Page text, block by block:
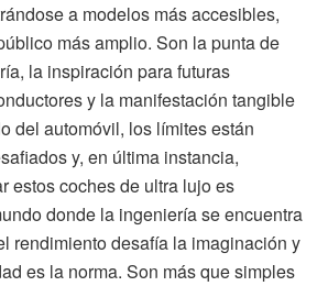
a modelos más accesibles,
más amplio. Son la punta de
la inspiración para futuras
y la manifestación tangible
del automóvil, los límites están
y, en última instancia,
estos coches de ultra lujo es
donde la ingeniería se encuentra
rendimiento desafía la imaginación y
es la norma. Son más que simples